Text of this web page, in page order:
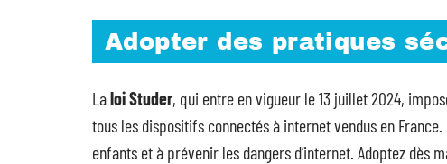
Adopter des pratiques
Laloi Studer, qui entre en vigueur le 13 juillet 2024,
tous les dispositifs connectés à internet vendus en
enfants et à prévenir les dangers d’internet. Adoptez dès